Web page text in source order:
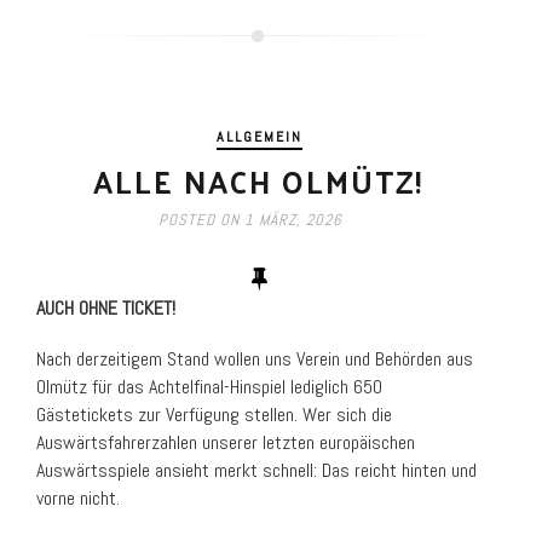
ALLGEMEIN
ALLE NACH OLMÜTZ!
POSTED ON 1 MÄRZ, 2026
AUCH OHNE TICKET!
Nach derzeitigem Stand wollen uns Verein und Behörden aus
Olmütz für das Achtelfinal-Hinspiel lediglich 650
Gästetickets zur Verfügung stellen. Wer sich die
Auswärtsfahrerzahlen unserer letzten europäischen
Auswärtsspiele ansieht merkt schnell: Das reicht hinten und
vorne nicht.